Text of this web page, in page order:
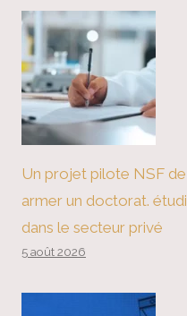
Un projet pilote NSF
armer un doctorat.
dans le secteur privé
5 août 2026